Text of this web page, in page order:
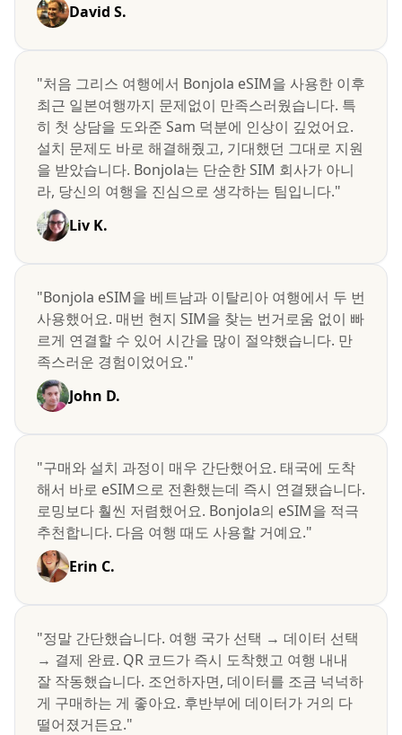
David S.
"처음 그리스 여행에서 Bonjola eSIM을 사용한 이후
최근 일본여행까지 문제없이 만족스러웠습니다. 특
히 첫 상담을 도와준 Sam 덕분에 인상이 깊었어요.
설치 문제도 바로 해결해줬고, 기대했던 그대로 지원
을 받았습니다. Bonjola는 단순한 SIM 회사가 아니
라, 당신의 여행을 진심으로 생각하는 팀입니다."
Liv K.
"Bonjola eSIM을 베트남과 이탈리아 여행에서 두 번
사용했어요. 매번 현지 SIM을 찾는 번거로움 없이 빠
르게 연결할 수 있어 시간을 많이 절약했습니다. 만
족스러운 경험이었어요."
John D.
"구매와 설치 과정이 매우 간단했어요. 태국에 도착
해서 바로 eSIM으로 전환했는데 즉시 연결됐습니다.
로밍보다 훨씬 저렴했어요. Bonjola의 eSIM을 적극
추천합니다. 다음 여행 때도 사용할 거예요."
Erin C.
"정말 간단했습니다. 여행 국가 선택 → 데이터 선택
→ 결제 완료. QR 코드가 즉시 도착했고 여행 내내
잘 작동했습니다. 조언하자면, 데이터를 조금 넉넉하
게 구매하는 게 좋아요. 후반부에 데이터가 거의 다
떨어졌거든요."